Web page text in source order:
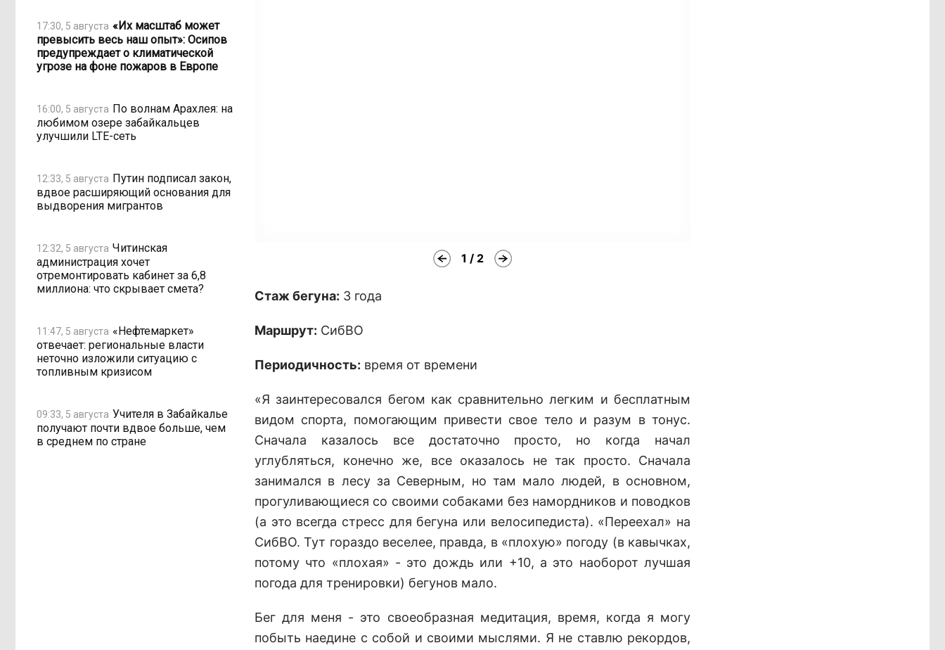
17:30, 5 августа «Их масштаб может
превысить весь наш опыт»: Осипов
предупреждает о климатической
угрозе на фоне пожаров в Европе
16:00, 5 августа По волнам Арахлея: на
любимом озере забайкальцев
улучшили LTE-сеть
12:33, 5 августа Путин подписал закон,
вдвое расширяющий основания для
выдворения мигрантов
12:32, 5 августа Читинская
администрация хочет
отремонтировать кабинет за 6,8
миллиона: что скрывает смета?
11:47, 5 августа «Нефтемаркет»
отвечает: региональные власти
неточно изложили ситуацию с
топливным кризисом
09:33, 5 августа Учителя в Забайкалье
получают почти вдвое больше, чем
в среднем по стране
1 / 2
Стаж бегуна: 3 года
Маршрут: СибВО
Периодичность: время от времени
«Я заинтересовался бегом как сравнительно легким и бесплатным
видом спорта, помогающим привести свое тело и разум в тонус.
Сначала казалось все достаточно просто, но когда начал
углубляться, конечно же, все оказалось не так просто. Сначала
занимался в лесу за Северным, но там мало людей, в основном,
прогуливающиеся со своими собаками без намордников и поводков
(а это всегда стресс для бегуна или велосипедиста). «Переехал» на
СибВО. Тут гораздо веселее, правда, в «плохую» погоду (в кавычках,
потому что «плохая» - это дождь или +10, а это наоборот лучшая
погода для тренировки) бегунов мало.
Бег для меня - это своеобразная медитация, время, когда я могу
побыть наедине с собой и своими мыслями. Я не ставлю рекордов,